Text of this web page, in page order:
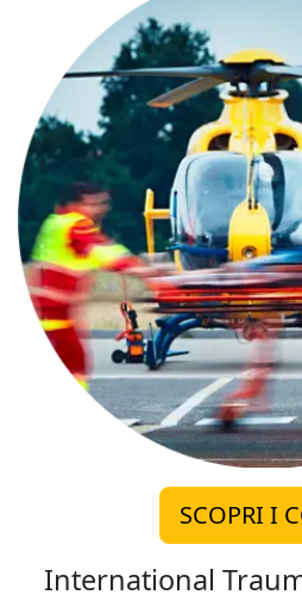
SCOPRI I
International